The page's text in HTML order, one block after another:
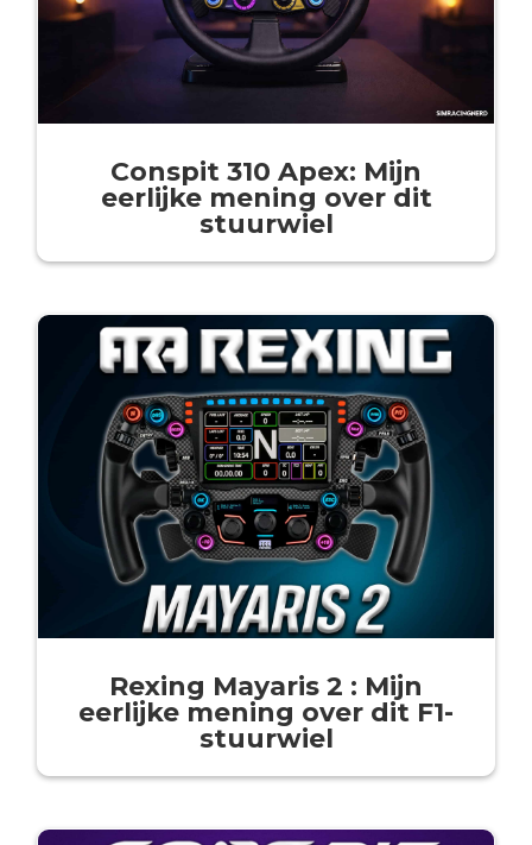
Conspit 310 Apex: Mijn
eerlijke mening over dit
stuurwiel
Rexing Mayaris 2 : Mijn
eerlijke mening over dit F1-
stuurwiel